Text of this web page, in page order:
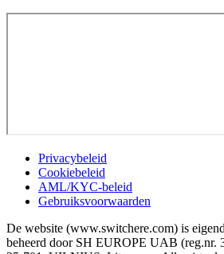
Privacybeleid
Cookiebeleid
AML/KYC-beleid
Gebruiksvoorwaarden
De website (www.switchere.com) is
beheerd door SH EUROPE UAB (reg.nr.